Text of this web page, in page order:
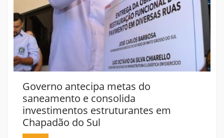
Governo antecipa metas do
saneamento e consolida
investimentos estruturantes em
Chapadão do Sul